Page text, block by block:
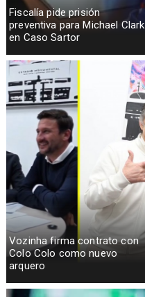
Fiscalía pide prisión
preventiva para Michael Clark
en Caso Sartor
Vozinha firma contrato con
Colo Colo como nuevo
arquero